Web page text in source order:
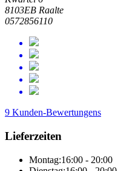
8103EB Raalte
0572856110
9 Kunden-Bewertungens
Lieferzeiten
Montag:16:00 - 20:00